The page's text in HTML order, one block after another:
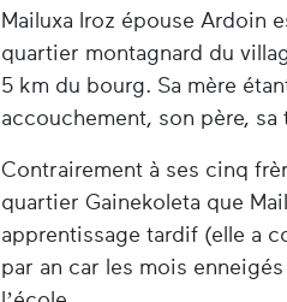
Mailuxa Iroz épouse Ardoin
quartier montagnard du
5 km du bourg. Sa mère
accouchement, son père, sa
Contrairement à ses cinq
quartier Gainekoleta que
apprentissage tardif (elle a
par an car les mois